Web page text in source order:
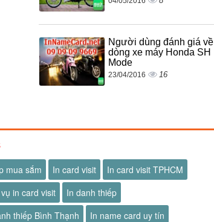
Người dùng đánh giá về
dòng xe máy Honda SH
Mode
23/04/2016 16
mua sắm In card visit
In card visit TPHCM
in card visit
In danh thiếp
thiếp Bình Thạnh
In name card uy tín